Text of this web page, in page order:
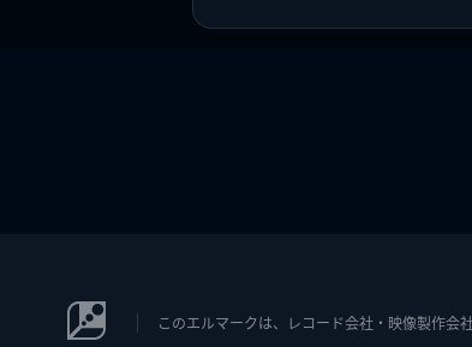
このエルマークは、レコード会社・映像製作会